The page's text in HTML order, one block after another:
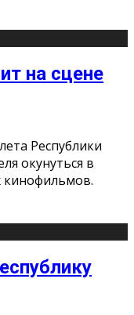
на сцене
Республики
окунуться в